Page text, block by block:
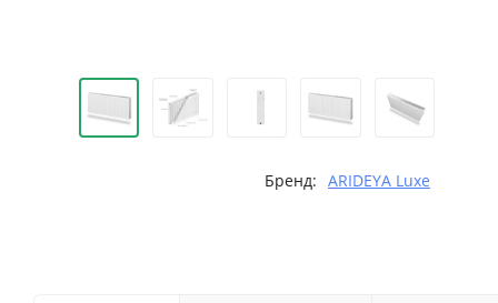
Бренд: ARIDEYA Luxe